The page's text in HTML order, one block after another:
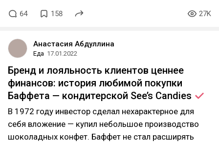
64 158 27K
Анастасия Абдуллина
Еда 17.01.2022
Бренд и лояльность клиентов ценнее
финансов: история любимой покупки
Баффета — кондитерской See’s Candies
В 1972 году инвестор сделал нехарактерное для
себя вложение — купил небольшое производство
шоколадных конфет. Баффет не стал расширять